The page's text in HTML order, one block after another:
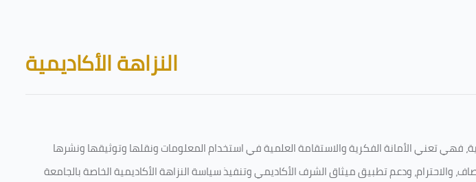
Blocks
النزاهة الأكاديمية
فهي تعني الأمانة الفكرية والاستقامة العلمية في استخدام المعلومات ونقلها وتوثيقها ونشرها
والاحترام، ودعم تطبيق ميثاق الشرف الأكاديمي وتنفيذ سياسة النزاهة الأكاديمية الخاصة بالجامعة